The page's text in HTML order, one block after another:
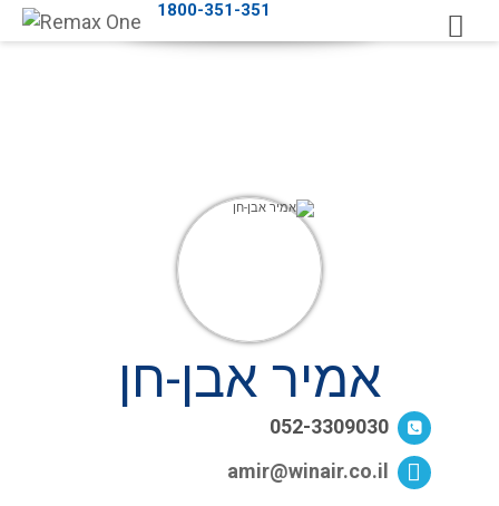
1800-351-351
אמיר אבן-חן
052-3309030
amir@winair.co.il